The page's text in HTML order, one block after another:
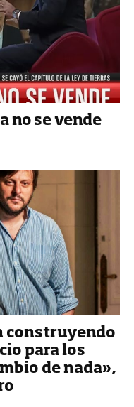
no se vende
construyendo
para los
de nada»,